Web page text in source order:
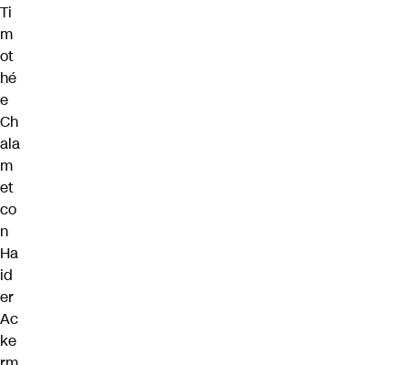
Ti
m
ot
hé
e
Ch
ala
m
et
co
n
Ha
id
er
Ac
ke